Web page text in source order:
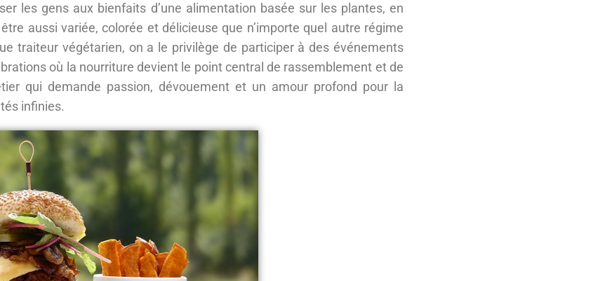
les gens aux bienfaits d’une alimentation basée sur les plantes, en
aussi variée, colorée et délicieuse que n’importe quel autre régime
traiteur végétarien, on a le privilège de participer à des événements
où la nourriture devient le point central de rassemblement et de
qui demande passion, dévouement et un amour profond pour la
infinies.